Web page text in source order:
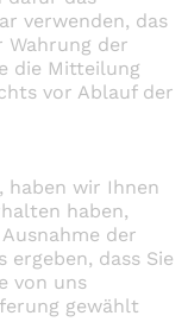
verwenden, das
Wahrung der
die Mitteilung
vor Ablauf der
haben wir Ihnen
haben,
der
dass Sie
von uns
gewählt